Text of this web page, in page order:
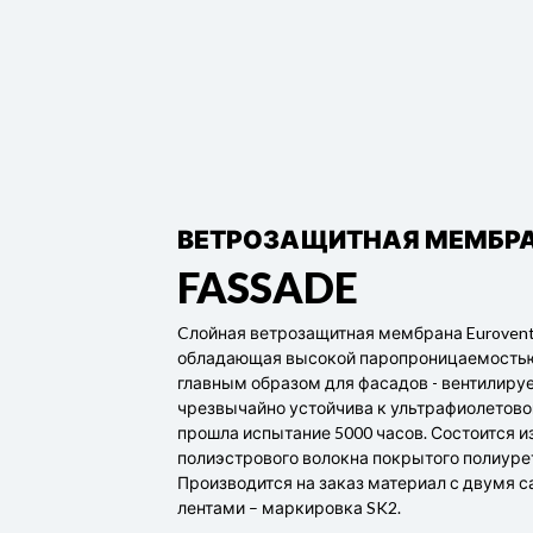
ВЕТРОЗАЩИТНАЯ
FASSADE
Cлойная ветрозащитная мембрана
обладающая высокой
главным образом для фасадов -
чрезвычайно устойчива к
прошла испытание 5000 часов. Состоится
полиэстрового волокна покрытого
Производится на заказ материал с двумя
лентами – маркировка SK2.
CLIMA X
Активная пароизоляционная мембрана
трехслойная, армированная
переменные Sd. Изготовленa из нетканого
полипропиленового слоя, специальной
пленки и полиэтиленовой сетки.
позволяет небольшому количеству
перемещаться к чердаку изнутри здания
необходимости, с чердака внутрь, что
называемую пароизоляционную